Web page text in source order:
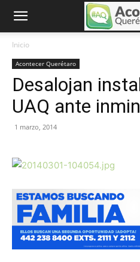
Inicio
Acontecer Querétaro
Desalojan
UAQ ante
1 marzo, 2014